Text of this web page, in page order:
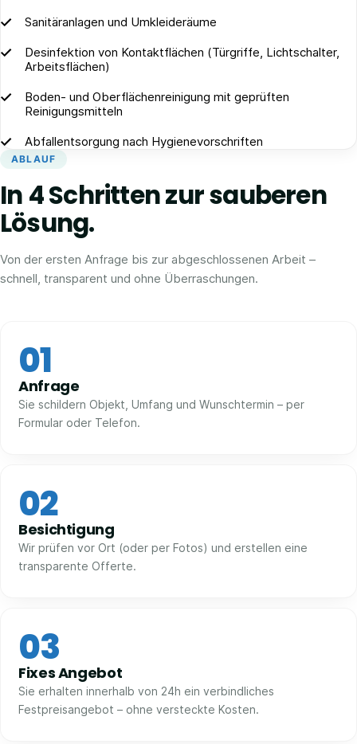
Sanitäranlagen und Umkleideräume
Desinfektion von Kontaktflächen (Türgriffe, Lichtschalter,
Arbeitsflächen)
Boden- und Oberflächenreinigung mit geprüften
Reinigungsmitteln
Abfallentsorgung nach Hygienevorschriften
ABLAUF
In 4 Schritten zur sauberen
Lösung.
Von der ersten Anfrage bis zur abgeschlossenen Arbeit –
schnell, transparent und ohne Überraschungen.
01
Anfrage
Sie schildern Objekt, Umfang und Wunschtermin – per
Formular oder Telefon.
02
Besichtigung
Wir prüfen vor Ort (oder per Fotos) und erstellen eine
transparente Offerte.
03
Fixes Angebot
Sie erhalten innerhalb von 24h ein verbindliches
Festpreisangebot – ohne versteckte Kosten.